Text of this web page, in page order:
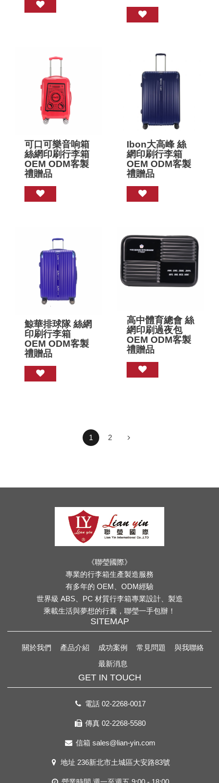
可口可樂音响箱
絲網印刷行李箱
OEM ODM客製
禮贈品
Ibon大高峰 絲
網印刷行李箱
OEM ODM客製
禮贈品
鯨華排球隊 絲網
印刷行李箱
OEM ODM客製
禮贈品
高中體育總會 絲
網印刷過夜包
OEM ODM客製
禮贈品
1 2
《聯瑩國際》
專業的行李箱生產製造服務
有多年的 OEM、ODM經驗
世界級 ABS、PC 材質行李箱專業設計、製造
乘載生活與夢想的行囊，聯瑩一手包辦！
SITEMAP
關於我們 產品介紹 成功案例 常見問題
與我聯絡
最新消息
GET IN TOUCH
電話 02-2268-0017
傳真 02-2268-5580
信箱 sales@lian-yin.com
地址 236新北市土城區大安路83號